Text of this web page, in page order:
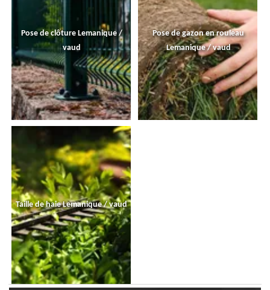
Pose de clôture Lemanique /
vaud
Pose de gazon en rouleau
Lemanique / vaud
Taille de haie Lemanique / vaud